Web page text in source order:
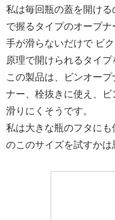
私は毎回瓶の蓋を開け
で握るタイプのオープナ
手が滑らないだけで ビ
原理で開けられるタイプ
この製品は、ビンオー
ナー、栓抜きに使え、
滑りにくそうです。
私は大きな瓶のフタに
のこのサイズを試すかは